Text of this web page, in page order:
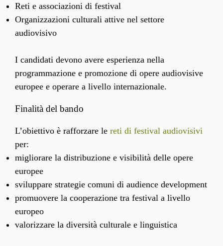
Reti e associazioni di festival
Organizzazioni culturali attive nel settore
audiovisivo
I candidati devono avere esperienza nella
programmazione e promozione di opere audiovisive
europee e operare a livello internazionale.
Finalità del bando
L’obiettivo è rafforzare le reti di festival audiovisivi
per:
migliorare la distribuzione e visibilità delle opere
europee
sviluppare strategie comuni di audience development
promuovere la cooperazione tra festival a livello
europeo
valorizzare la diversità culturale e linguistica